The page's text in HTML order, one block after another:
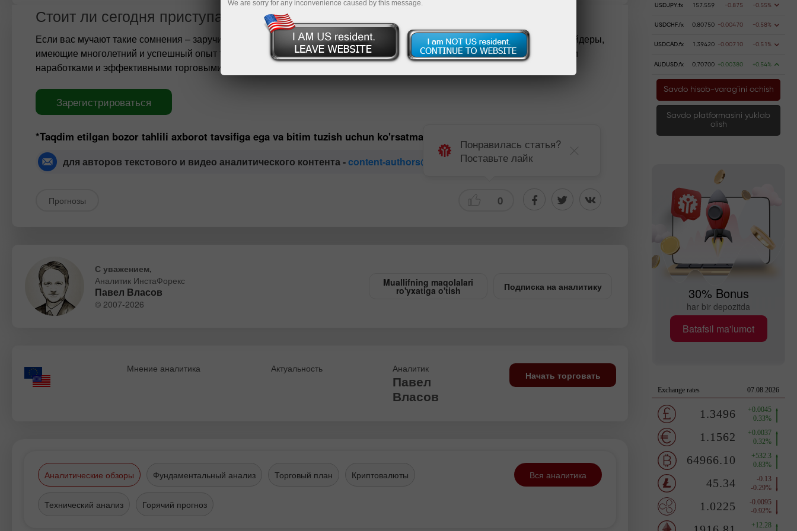
Стоит ли сегодня приступать к торговле?
Если вас мучают такие сомнения – заручитесь перед выходом на рынок экспертным мнением. В нашей команде есть трейдеры,
имеющие многолетний и успешный опыт торговли на Форекс. Они всегда готовы поделиться своими профессиональными
наработками и эффективными торговыми рекомендациями.
Зарегистрироваться
*Taqdim etilgan bozor tahlili axborot tavsifiga ega va bitim tuzish uchun ko'rsatma bo'lib hisoblanmaydi.
для авторов текстового и видео аналитического контента -content-authors@instaforex.com
Прогнозы 0
Понравилась статья?
Поставьте лайк
С уважением,
Аналитик ИнстаФорекс
Павел Власов
© 2007-2026
Muallifning maqolalari
ro'yxatiga o'tish Подписка на аналитику
Мнение аналитика Актуальность Аналитик
Павел
Власов
Начать торговать
Аналитические обзоры Фундаментальный анализ Торговый план Криптовалюты
Технический анализ Горячий прогноз
Вся аналитика
USDJPY.fx 157.559 -0.875 -0.55%
USDCHF.fx 0.80750 -0.00470 -0.58%
USDCAD.fx 1.39420 -0.00710 -0.51%
AUDUSD.fx 0.70700 +0.00380 +0.54%
Savdo hisob-varag`ini ochish
Savdo platformasini yuklab
olish
30% Bonus
har bir depozitda
Batafsil ma'lumot
We are sorry for any inconvenience caused by this message.